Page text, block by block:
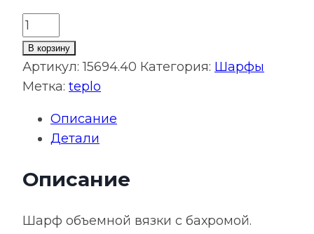
Количество
товара
Шарф
Flette,
В корзину
Артикул:15694.40 Категория: Шарфы
Метка: teplo
Описание
Детали
Описание
Шарф объемной вязки с бахромой.